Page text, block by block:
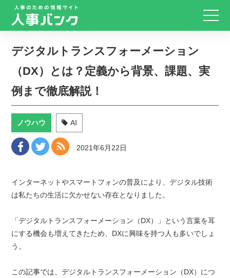
デジタルトランスフォーメーション
（DX）とは？定義から背景、課題、実
例まで徹底解説！
ノウハウ AI
2021年6月22日
インターネットやスマートフォンの普及により、デジタル技術
は私たちの生活に欠かせない存在となりました。
「デジタルトランスフォーメーション（DX）」という言葉を耳
にする機会も増えてきたため、DXに興味を持つ人も多いでしょ
う。
この記事では、デジタルトランスフォーメーション（DX）につ